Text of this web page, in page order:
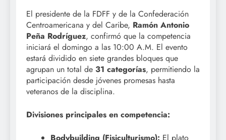
El presidente de la FDFF y de la Confederación
Centroamericana y del Caribe, Ramón Antonio
Peña Rodríguez, confirmó que la competencia
iniciará el domingo a las 10:00 A.M. El evento
estará dividido en siete grandes bloques que
agrupan un total de 31 categorías, permitiendo la
participación desde jóvenes promesas hasta
veteranos de la disciplina.
Divisiones principales en competencia: